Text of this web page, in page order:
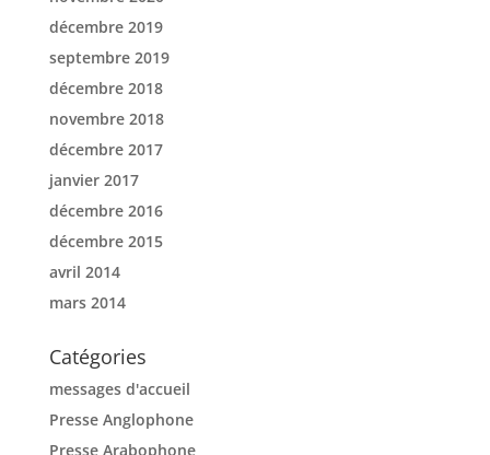
décembre 2019
septembre 2019
décembre 2018
novembre 2018
décembre 2017
janvier 2017
décembre 2016
décembre 2015
avril 2014
mars 2014
Catégories
messages d'accueil
Presse Anglophone
Presse Arabophone